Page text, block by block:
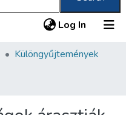
Log In (current)
Különgyűjtemények